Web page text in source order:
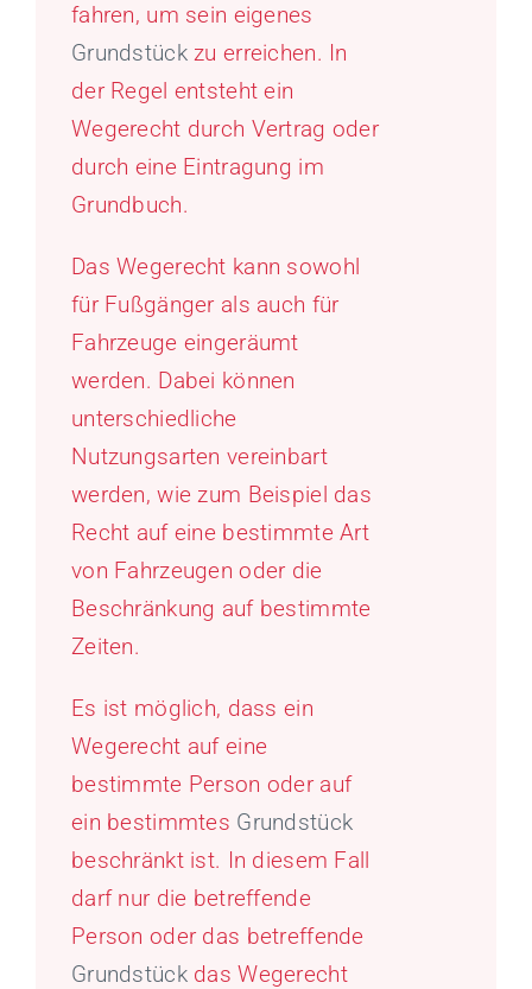
fahren, um sein eigenes
Grundstückzu erreichen. In
der Regel entsteht ein
Wegerecht durch Vertrag oder
durch eine Eintragung im
Grundbuch.
Das Wegerecht kann sowohl
für Fußgänger als auch für
Fahrzeuge eingeräumt
werden. Dabei können
unterschiedliche
Nutzungsarten vereinbart
werden, wie zum Beispiel das
Recht auf eine bestimmte Art
von Fahrzeugen oder die
Beschränkung auf bestimmte
Zeiten.
Es ist möglich, dass ein
Wegerecht auf eine
bestimmte Person oder auf
ein bestimmtes Grundstück
beschränkt ist. In diesem Fall
darf nur die betreffende
Person oder das betreffende
Grundstückdas Wegerecht